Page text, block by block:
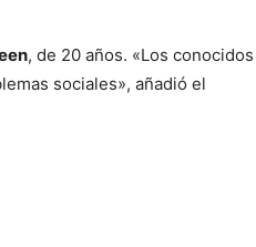
, de 20 años. «Los conocidos
sociales», añadió el